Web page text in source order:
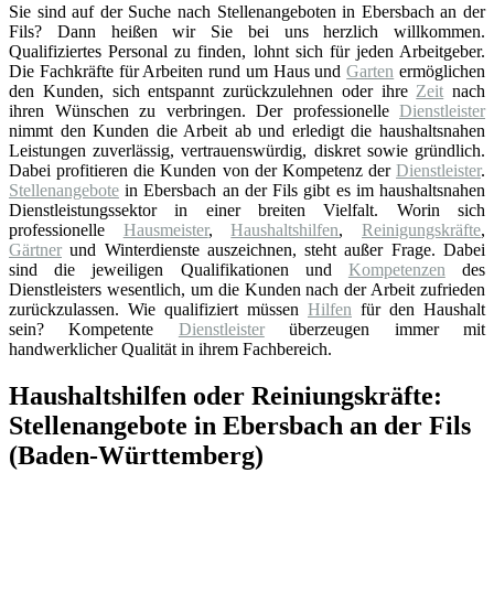
Sie sind auf der Suche nach Stellenangeboten in Ebersbach an der
Fils? Dann heißen wir Sie bei uns herzlich willkommen.
Qualifiziertes Personal zu finden, lohnt sich für jeden Arbeitgeber.
Die Fachkräfte für Arbeiten rund um Haus undGarten ermöglichen
den Kunden, sich entspannt zurückzulehnen oder ihre Zeit nach
ihren Wünschen zu verbringen. Der professionelle Dienstleister
nimmt den Kunden die Arbeit ab und erledigt die haushaltsnahen
Leistungen zuverlässig, vertrauenswürdig, diskret sowie gründlich.
Dabei profitieren die Kunden von der Kompetenz der Dienstleister.
Stellenangebote in Ebersbach an der Fils gibt es im haushaltsnahen
Dienstleistungssektor in einer breiten Vielfalt. Worin sich
professionelle Hausmeister,Haushaltshilfen,Reinigungskräfte,
Gärtner und Winterdienste auszeichnen, steht außer Frage. Dabei
sind die jeweiligen Qualifikationen und Kompetenzen des
Dienstleisters wesentlich, um die Kunden nach der Arbeit zufrieden
zurückzulassen. Wie qualifiziert müssen Hilfen für den Haushalt
sein? Kompetente Dienstleisterüberzeugen immer mit
handwerklicher Qualität in ihrem Fachbereich.
Haushaltshilfen oder Reiniungskräfte:
Stellenangebote in Ebersbach an der Fils
(Baden-Württemberg)